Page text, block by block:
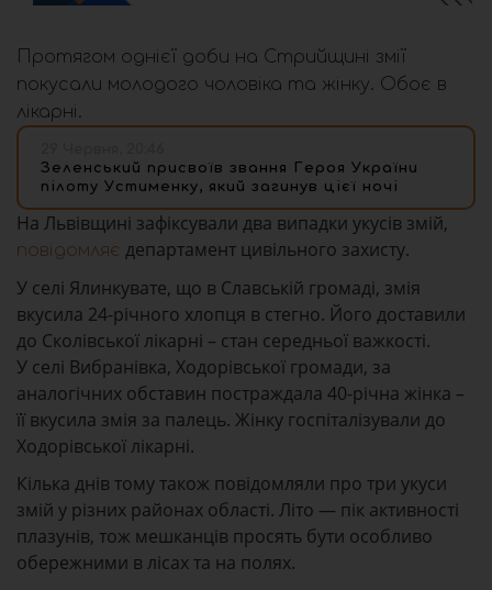
Протягом однієї доби на Стрийщині змії
покусали молодого чоловіка та жінку. Обоє в
лікарні.
Зеленський присвоїв звання Героя України
пілоту Устименку, який загинув цієї ночі
На Львівщині зафіксували два випадки укусів змій,
повідомляє департамент цивільного захисту.
У селі Ялинкувате, що в Славській громаді, змія
вкусила 24-річного хлопця в стегно. Його доставили
до Сколівської лікарні – стан середньої важкості.
У селі Вибранівка, Ходорівської громади, за
аналогічних обставин постраждала 40-річна жінка –
її вкусила змія за палець. Жінку госпіталізували до
Ходорівської лікарні.
Кілька днів тому також повідомляли про три укуси
змій у різних районах області. Літо — пік активності
плазунів, тож мешканців просять бути особливо
обережними в лісах та на полях.